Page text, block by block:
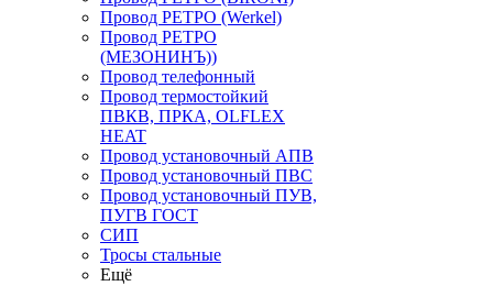
Провод РЕТРО (Werkel)
Провод РЕТРО
(МЕЗОНИНЪ))
Провод телефонный
Провод термостойкий
ПВКВ, ПРКА, OLFLEX
HEAT
Провод установочный АПВ
Провод установочный ПВС
Провод установочный ПУВ,
ПУГВ ГОСТ
СИП
Тросы стальные
Ещё